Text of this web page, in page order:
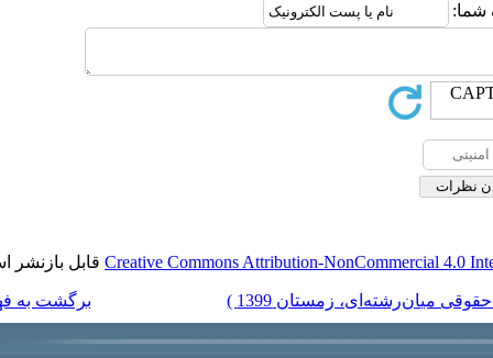
Creative Commons Attribution-قابل بازنشر است.
برگشت به فهرست نسخه ها